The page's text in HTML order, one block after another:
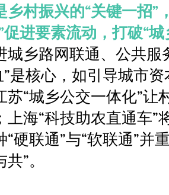
乡村振兴的“关键一招”
促进要素流动，打破“
城乡路网联通、公共服
”是核心，如引导城市
苏“城乡公交一体化”让
上海“科技助农直通车
“硬联通”与“软联通”并
”。